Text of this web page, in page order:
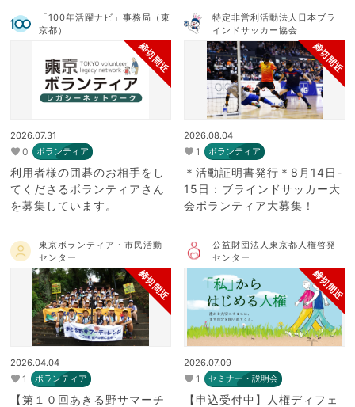
「100年活躍ナビ」事務局（東
京都）
締切間近
2026.07.31
0 ボランティア
利用者様の囲碁のお相手をし
てくださるボランティアさん
を募集しています。
特定非営利活動法人日本ブラ
インドサッカー協会
締切間近
2026.08.04
1 ボランティア
＊活動証明書発行＊8月14日-
15日：ブラインドサッカー大
会ボランティア大募集！
東京ボランティア・市民活動
センター
締切間近
2026.04.04
1 ボランティア
【第１０回あきる野サマーチ
公益財団法人東京都人権啓発
センター
締切間近
2026.07.09
1 セミナー・説明会
【申込受付中】人権ディフェ